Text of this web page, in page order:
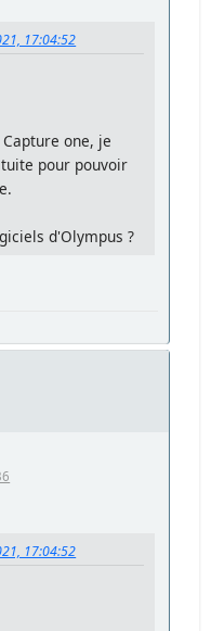
17:04:52
one, je
pour pouvoir
d'Olympus ?
17:04:52